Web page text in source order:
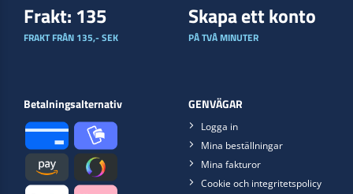
Frakt: 135
FRAKT FRÅN 135,- SEK
Skapa ett konto
PÅ TVÅ MINUTER
Betalningsalternativ GENVÄGAR
Logga in
Mina beställningar
Mina fakturor
Cookie och integritetspolicy